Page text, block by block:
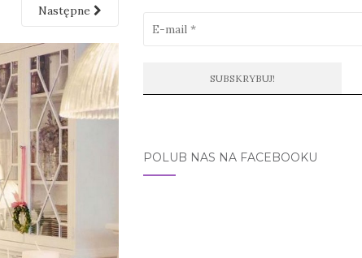
Następne
POLUB NAS NA FACEBOOKU